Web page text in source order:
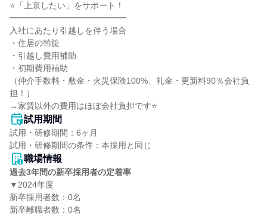
⭐「上京したい」をサポート！
━━━━━━━━━━━━━━
入社にあたり引越しを伴う場合
・住居の斡旋
・引越し費用補助
・初期費用補助
（仲介手数料・敷金・火災保険100%、礼金・更新料90％会社負
担！）
→家賃以外の費用はほぼ会社負担です⭐
試用期間
試用・研修期間：6ヶ月
職場情報
過去3年間の新卒採用者の定着率
▼2024年度
新卒採用者数：0名
新卒離職者数：0名